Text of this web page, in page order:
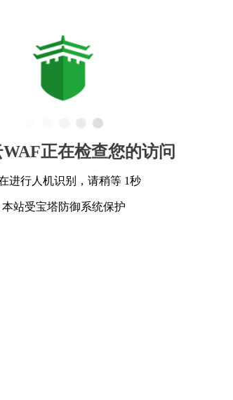
正在检查您的访问
进行人机识别，请稍等 1秒
本站受宝塔防御系统保护